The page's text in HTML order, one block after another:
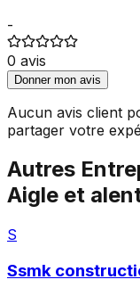
-
0 avis
Donner mon avis
Aucun avis client
partager votre
Autres
Aigle et
S
Ssmk